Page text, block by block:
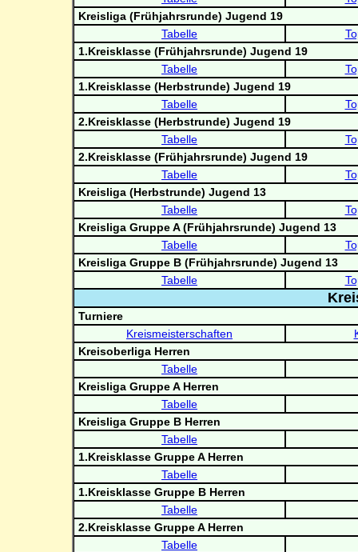
Kreisliga (Frühjahrsrunde) Jugend 19
Tabelle
1.Kreisklasse (Frühjahrsrunde) Jugend 19
Tabelle
1.Kreisklasse (Herbstrunde) Jugend 19
Tabelle
2.Kreisklasse (Herbstrunde) Jugend 19
Tabelle
2.Kreisklasse (Frühjahrsrunde) Jugend 19
Tabelle
Kreisliga (Herbstrunde) Jugend 13
Tabelle
Kreisliga Gruppe A (Frühjahrsrunde) Jugend 13
Tabelle
Kreisliga Gruppe B (Frühjahrsrunde) Jugend 13
Tabelle
Turniere
Kreismeisterschaften
Kreisoberliga Herren
Tabelle
Kreisliga Gruppe A Herren
Tabelle
Kreisliga Gruppe B Herren
Tabelle
1.Kreisklasse Gruppe A Herren
Tabelle
1.Kreisklasse Gruppe B Herren
Tabelle
2.Kreisklasse Gruppe A Herren
Tabelle